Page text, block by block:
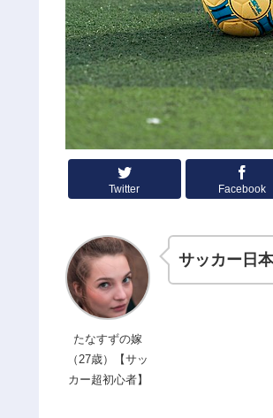
Twitter Facebook
たなすずの嫁
（27歳）【サッ
カー超初心者】
サッカー日